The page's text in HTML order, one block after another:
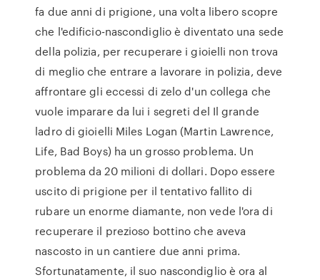
fa due anni di prigione, una volta libero scopre
che l'edificio-nascondiglio è diventato una sede
della polizia, per recuperare i gioielli non trova
di meglio che entrare a lavorare in polizia, deve
affrontare gli eccessi di zelo d'un collega che
vuole imparare da lui i segreti del Il grande
ladro di gioielli Miles Logan (Martin Lawrence,
Life, Bad Boys) ha un grosso problema. Un
problema da 20 milioni di dollari. Dopo essere
uscito di prigione per il tentativo fallito di
rubare un enorme diamante, non vede l'ora di
recuperare il prezioso bottino che aveva
nascosto in un cantiere due anni prima.
Sfortunatamente, il suo nascondiglio è ora al